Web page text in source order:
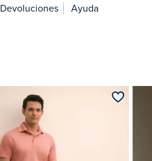
Política De Devoluciones Ayuda